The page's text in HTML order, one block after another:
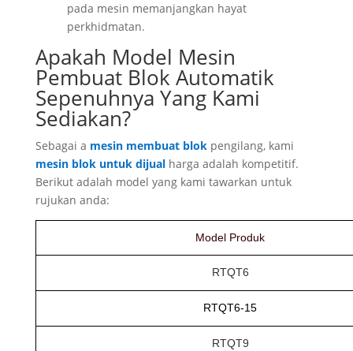
pada mesin memanjangkan hayat
perkhidmatan.
Apakah Model Mesin
Pembuat Blok Automatik
Sepenuhnya Yang Kami
Sediakan?
Sebagai a mesin membuat blokpengilang, kami
mesin blok untuk dijualharga adalah kompetitif.
Berikut adalah model yang kami tawarkan untuk
rujukan anda:
Model Produk
RTQT6
RTQT6-15
RTQT9